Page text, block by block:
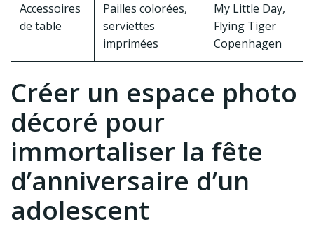
Accessoires
de table
Pailles colorées,
serviettes
imprimées
My Little Day,
Flying Tiger
Copenhagen
Créer un espace photo
décoré pour
immortaliser la fête
d’anniversaire d’un
adolescent